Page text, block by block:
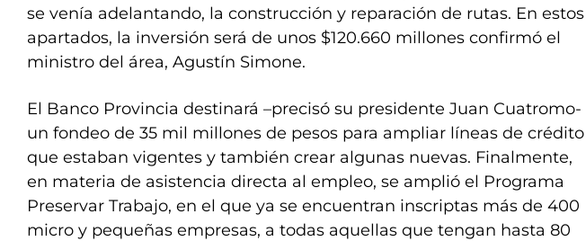
se venía adelantando, la construcción y reparación de rutas. En estos
apartados, la inversión será de unos $120.660 millones confirmó el
ministro del área, Agustín Simone.
El Banco Provincia destinará –precisó su presidente Juan Cuatromo-
un fondeo de 35 mil millones de pesos para ampliar líneas de crédito
que estaban vigentes y también crear algunas nuevas. Finalmente,
en materia de asistencia directa al empleo, se amplió el Programa
Preservar Trabajo, en el que ya se encuentran inscriptas más de 400
micro y pequeñas empresas, a todas aquellas que tengan hasta 80